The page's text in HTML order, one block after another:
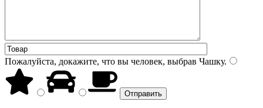
Пожалуйста, докажите, что вы человек, выбрав Чашку.